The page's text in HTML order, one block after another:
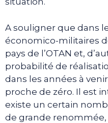
A souligner que dans
économico-militaires
pays de l’OTAN et,
probabilité de
dans les années à
proche de zéro. Il est
existe un certain
de grande